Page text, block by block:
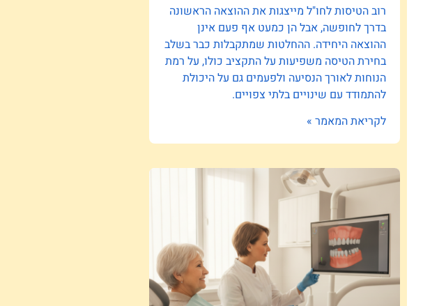
רוב הטיסות לחו"ל מייצגות את ההוצאה הראשונה
בדרך לחופשה, אבל הן כמעט אף פעם אינן
ההוצאה היחידה. ההחלטות שמתקבלות כבר בשלב
בחירת הטיסה משפיעות על התקציב כולו, על רמת
הנוחות לאורך הנסיעה ולפעמים גם על היכולת
להתמודד עם שינויים בלתי צפויים.
לקריאת המאמר »